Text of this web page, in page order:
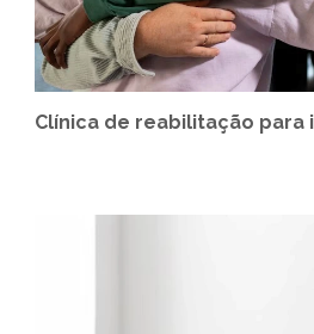
Clínica de reabilitação